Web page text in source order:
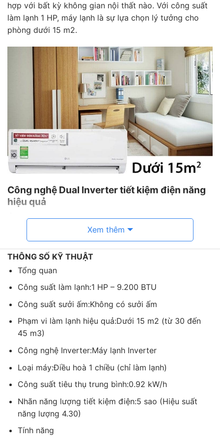
hợp với bất kỳ không gian nội thất nào. Với công suất
làm lạnh 1 HP, máy lạnh là sự lựa chọn lý tưởng cho
phòng dưới 15 m2.
Công nghệ Dual Inverter tiết kiệm điện năng
hiệu quả
Ứng dụng công nghệ Dual Inverter, máy lạnh LG không
chỉ mang đến khả năng tiết kiệm lên đến 70% điện
năng so với máy lạnh thông thường mà nó còn có thể
vận hành êm ái, bền bỉ, đem lại sự ổn định cho nhiệt
độ trong phòng.
Độc đáo với khả năng tùy chỉnh mức tiêu thụ
Xem thêm
THÔNG SỐ KỸ THUẬT
Tổng quan
Công suất làm lạnh:1 HP – 9.200 BTU
Công suất sưởi ấm:Không có sưởi ấm
Phạm vi làm lạnh hiệu quả:Dưới 15 m2 (từ 30 đến
45 m3)
Công nghệ Inverter:Máy lạnh Inverter
Loại máy:Điều hoà 1 chiều (chỉ làm lạnh)
Công suất tiêu thụ trung bình:0.92 kW/h
Nhãn năng lượng tiết kiệm điện:5 sao (Hiệu suất
năng lượng 4.30)
Tính năng